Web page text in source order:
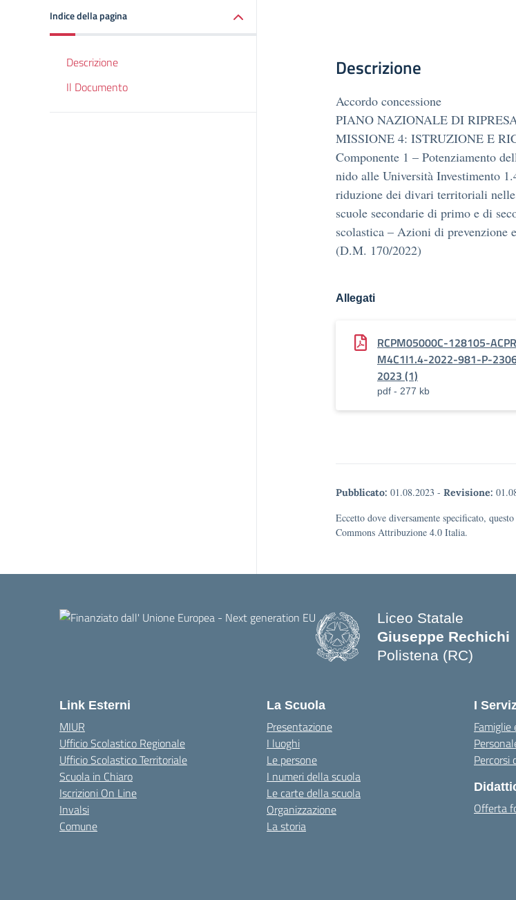
Indice della pagina
Descrizione
Il Documento
Descrizione
Accordo concessione
PIANO NAZIONALE DI
MISSIONE 4: ISTRUZIONE E
Componente 1 – Potenziamento
nido alle Università Investimento
riduzione dei divari territoriali nelle
scuole secondarie di primo e di
scolastica – Azioni di prevenzione
(D.M. 170/2022)
Allegati
RCPM05000C-128105-
M4C1I1.4-2022-981-P-
2023 (1)
pdf - 277 kb
Pubblicato: 01.08.2023 - Revisione:
Eccetto dove diversamente specificato,
Commons Attribuzione 4.0 Italia.
Liceo Statale
Giuseppe Rechichi
Polistena (RC)
Link Esterni
MIUR
Ufficio Scolastico Regionale
Ufficio Scolastico Territoriale
Scuola in Chiaro
Iscrizioni On Line
Invalsi
Comune
La Scuola
Presentazione
I luoghi
Le persone
I numeri della scuola
Le carte della scuola
Organizzazione
La storia
I
Percorsi
Offerta